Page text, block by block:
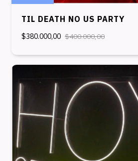
TIL DEATH NO US PARTY
$380.000,00 $400.000,00